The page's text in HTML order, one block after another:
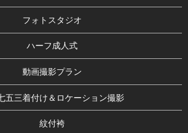
フォトスタジオ
ハーフ成人式
動画撮影プラン
五三着付け＆ロケーション撮影
紋付袴